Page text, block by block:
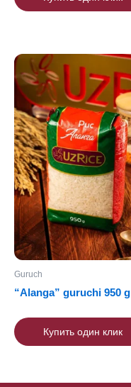
Guruch
“Alanga” guruchi 950 g
Купить один клик